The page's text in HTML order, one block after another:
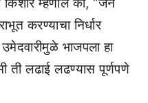
किशोर म्हणाले की, “जन
करण्याचा निर्धार
भाजपला हा
ती लढाई लढण्यास पूर्णपणे